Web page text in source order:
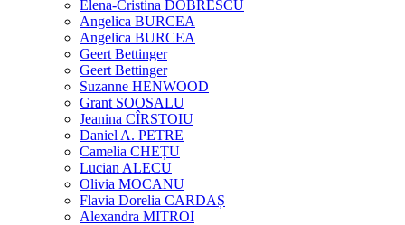
Elena-Cristina DOBRESCU
Angelica BURCEA
Angelica BURCEA
Geert Bettinger
Geert Bettinger
Suzanne HENWOOD
Grant SOOSALU
Jeanina CÎRSTOIU
Daniel A. PETRE
Camelia CHEȚU
Lucian ALECU
Olivia MOCANU
Flavia Dorelia CARDAȘ
Alexandra MITROI